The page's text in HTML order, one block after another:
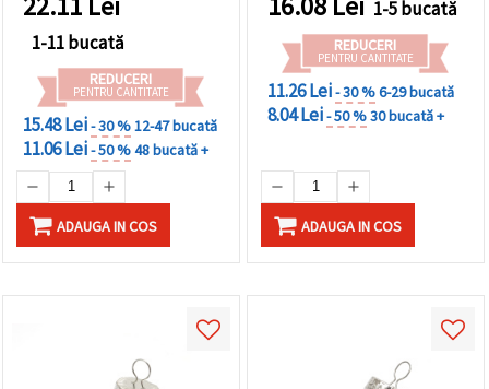
1-11 bucată
REDUCERI
PENTRU CANTITATE
15.48 Lei- 30 %12-47 bucată
11.06 Lei- 50 %48 bucată +
ADAUGA IN COS
1-5 bucată
REDUCERI
PENTRU CANTITATE
11.26 Lei- 30 %6-29 bucată
8.04 Lei- 50 %30 bucată +
ADAUGA IN COS